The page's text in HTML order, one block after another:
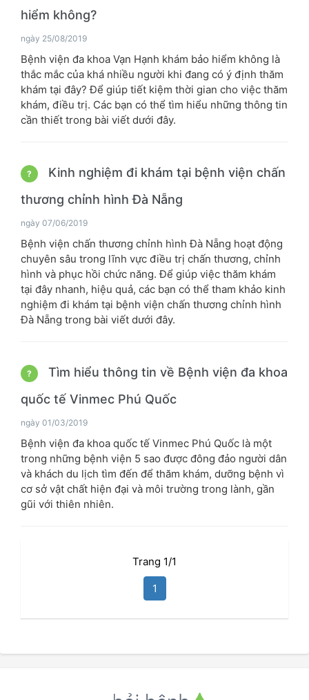
hiểm không?
ngày 25/08/2019
Bệnh viện đa khoa Vạn Hạnh khám bảo hiểm không là
thắc mắc của khá nhiều người khi đang có ý định thăm
khám tại đây? Để giúp tiết kiệm thời gian cho việc thăm
khám, điều trị. Các bạn có thể tìm hiểu những thông tin
cần thiết trong bài viết dưới đây.
?
Kinh nghiệm đi khám tại bệnh viện chấn
thương chỉnh hình Đà Nẵng
ngày 07/06/2019
Bệnh viện chấn thương chỉnh hình Đà Nẵng hoạt động
chuyên sâu trong lĩnh vực điều trị chấn thương, chỉnh
hình và phục hồi chức năng. Để giúp việc thăm khám
tại đây nhanh, hiệu quả, các bạn có thể tham khảo kinh
nghiệm đi khám tại bệnh viện chấn thương chỉnh hình
Đà Nẵng trong bài viết dưới đây.
?
Tìm hiểu thông tin về Bệnh viện đa khoa
quốc tế Vinmec Phú Quốc
ngày 01/03/2019
Bệnh viện đa khoa quốc tế Vinmec Phú Quốc là một
trong những bệnh viện 5 sao được đông đảo người dân
và khách du lịch tìm đến để thăm khám, dưỡng bệnh vì
cơ sở vật chất hiện đại và môi trường trong lành, gần
gũi với thiên nhiên.
Trang 1/1
1